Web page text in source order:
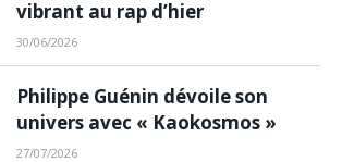
vibrant au rap d’hier
30/06/2026
Philippe Guénin dévoile son
univers avec « Kaokosmos »
27/07/2026